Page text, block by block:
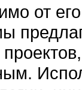
от